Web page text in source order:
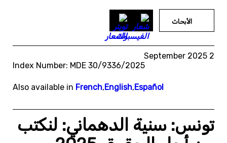
الأبحاث
2 September 2025
Index Number: MDE 30/9336/2025
Also available in French,English,Español
تونس: سنية الدهماني: لنكتب